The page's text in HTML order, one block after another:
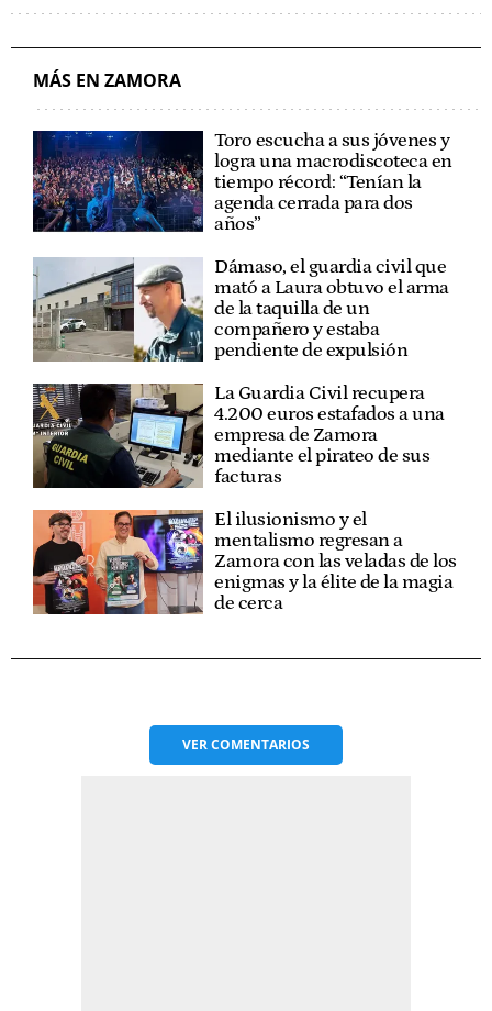
CULTURA CASTILLA Y LEÓN
MÁS EN ZAMORA
Toro escucha a sus jóvenes y
logra una macrodiscoteca en
tiempo récord: “Tenían la
agenda cerrada para dos
años”
Dámaso, el guardia civil que
mató a Laura obtuvo el arma
de la taquilla de un
compañero y estaba
pendiente de expulsión
La Guardia Civil recupera
4.200 euros estafados a una
empresa de Zamora
mediante el pirateo de sus
facturas
El ilusionismo y el
mentalismo regresan a
Zamora con las veladas de los
enigmas y la élite de la magia
de cerca
VERCOMENTARIOS